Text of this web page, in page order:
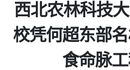
西北农林科技
校凭何超东部
食命脉工